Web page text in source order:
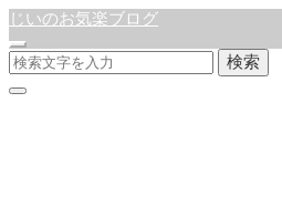
じいのお気楽ブログ
検索
更新:2023年4